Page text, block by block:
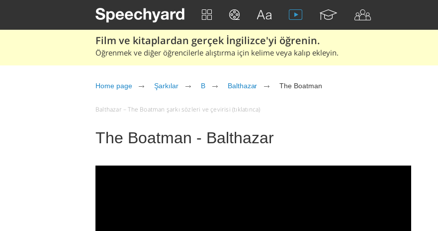
Film ve kitaplardan gerçek İngilizce'yi öğrenin.
Öğrenmek ve diğer öğrencilerle alıştırma için kelime veya kalıp ekleyin.
Home page Şarkılar B Balthazar The Boatman
Balthazar – The Boatman şarkı sözleri ve çevirisi (tıklatınca)
The Boatman - Balthazar